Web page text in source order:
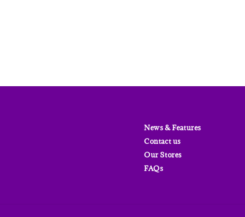
News & Features
Contact us
Our Stores
FAQs